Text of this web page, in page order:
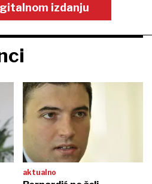
izdanju
aktualno